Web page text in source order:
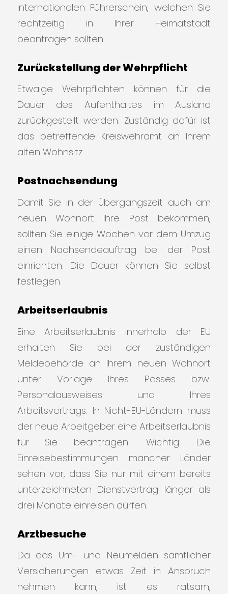
internationalen Führerschein, welchen Sie
rechtzeitig in Ihrer Heimatstadt
beantragen sollten.
Zurückstellung der Wehrpflicht
Etwaige Wehrpflichten können für die
Dauer des Aufenthaltes im Ausland
zurückgestellt werden. Zuständig dafür ist
das betreffende Kreiswehramt an Ihrem
alten Wohnsitz.
Postnachsendung
Damit Sie in der Übergangszeit auch am
neuen Wohnort Ihre Post bekommen,
sollten Sie einige Wochen vor dem Umzug
einen Nachsendeauftrag bei der Post
einrichten. Die Dauer können Sie selbst
festlegen.
Arbeitserlaubnis
Eine Arbeitserlaubnis innerhalb der EU
erhalten Sie bei der zuständigen
Meldebehörde an Ihrem neuen Wohnort
unter Vorlage Ihres Passes bzw.
Personalausweises und Ihres
Arbeitsvertrags. In Nicht-EU-Ländern muss
der neue Arbeitgeber eine Arbeitserlaubnis
für Sie beantragen. Wichtig: Die
Einreisebestimmungen mancher Länder
sehen vor, dass Sie nur mit einem bereits
unterzeichneten Dienstvertrag länger als
drei Monate einreisen dürfen.
Arztbesuche
Da das Um- und Neumelden sämtlicher
Versicherungen etwas Zeit in Anspruch
nehmen kann, ist es ratsam,